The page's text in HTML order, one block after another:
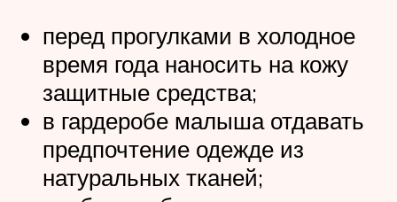
перед прогулками в холодное
время года наносить на кожу
защитные средства;
в гардеробе малыша отдавать
предпочтение одежде из
натуральных тканей;